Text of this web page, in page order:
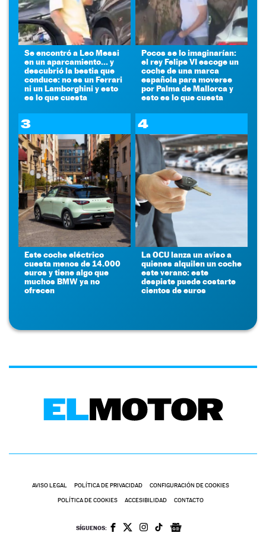
Se encontró a Leo Messi
en un aparcamiento... y
descubrió la bestia que
conduce: no es un Ferrari
ni un Lamborghini y esto
es lo que cuesta
Pocos se lo imaginarían:
el rey Felipe VI escoge un
coche de una marca
española para moverse
por Palma de Mallorca y
esto es lo que cuesta
3
Este coche eléctrico
cuesta menos de 14.000
euros y tiene algo que
muchos BMW ya no
ofrecen
4
La OCU lanza un aviso a
quienes alquilen un coche
este verano: este
despiste puede costarte
cientos de euros
AVISO LEGAL POLÍTICA DE PRIVACIDAD CONFIGURACIÓN DE COOKIES
POLÍTICA DE COOKIES ACCESIBILIDAD CONTACTO
SÍGUENOS: